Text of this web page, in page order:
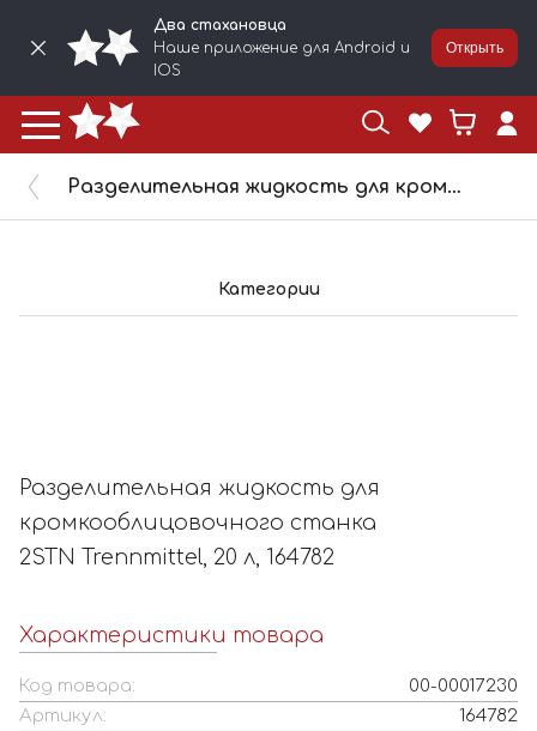
Два стахановца
Наше приложение для Android и
IOS
Открыть
Разделительная жидкость для кромкооблицовочного станка 2STN Trennmittel, 20 л, 164782
Категории
Разделительная жидкость для
кромкооблицовочного станка
2STN Trennmittel, 20 л, 164782
Характеристики товара
Код товара:
00-00017230
Артикул:
164782